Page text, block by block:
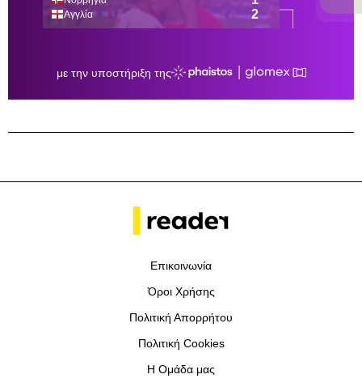
Επικοινωνία
Όροι Χρήσης
Πολιτική Απορρήτου
Πολιτική Cookies
Η Ομάδα μας